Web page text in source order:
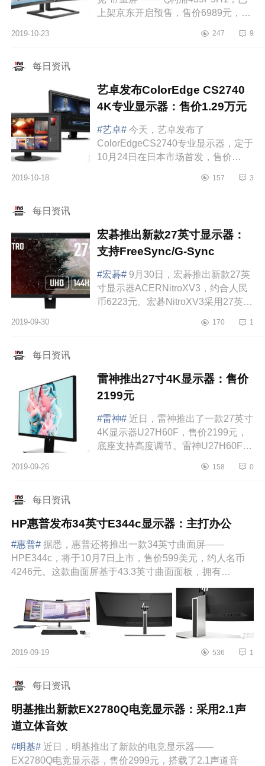
上架京东开启预售，售价6989元，现
单E卡活动，实际到手价6399元。飞
2019-10-23 247 9
每日资讯
艺卓发布ColorEdge CS2740
4K专业显示器：售价1.29万元
#艺卓# 今天，艺卓发布了
ColorEdgeCS2740专业显示器，定于
10月24日在日本市场首发，售价
于专业级ColorEdgeCS系列，适合专
2019-10-18 157 3
每日资讯
宏碁推出新款27英寸显示器：
支持FreeSync/G-Sync
#宏碁# 9月30日，宏碁推出新款27英
寸显示器ACERNitroXV3，约合人民
币6223元。宏碁NitroXV3采用27英寸
率达144Hz，4ms响应时间，178度可
2019-09-30 170 1
每日资讯
雷神推出27寸4K显示器：售价
2199元
#雷神# 近日，雷神推出了一款27英寸
4K显示器U27H60F，售价2199元，
底座支持高度调节。雷神U27H60F采
降旋转调节，其中下边框有雷神的英
2019-09-26 158 0
每日资讯
HP惠普发布34英寸E344c显示器：主打办公
#惠普# 据悉，惠普还将推出一款34英寸曲面屏——
HPE344c，将于10月7日上市，售价599美元，约人名币
4246元。这款曲面屏基于43.3英寸曲面面板，拥有
2019-09-19 536 1
每日资讯
明基推出新款EX2780Q电竞显示器：采用2.1声
道立体音效
#明基# 近日，明基推出了新款的电竞显示器——
EX2780Q电竞显示器，售价2999元，搭载了2.1声道音